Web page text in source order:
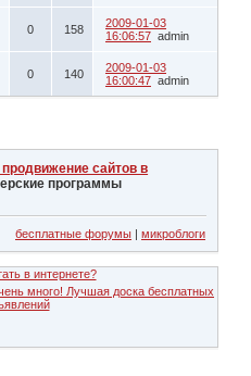
0 158
2009-01-03
16:06:57 admin
0 140
2009-01-03
16:00:47 admin
сайтов в
программы
бесплатные форумы | микроблоги